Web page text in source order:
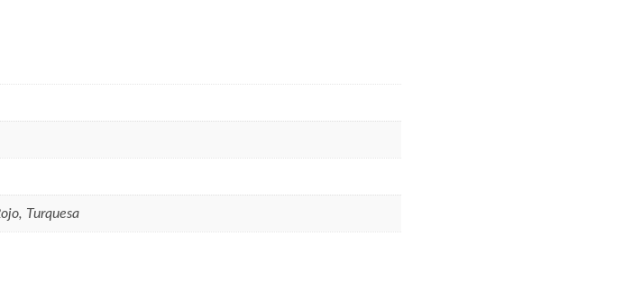
Turquesa